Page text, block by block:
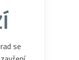
se